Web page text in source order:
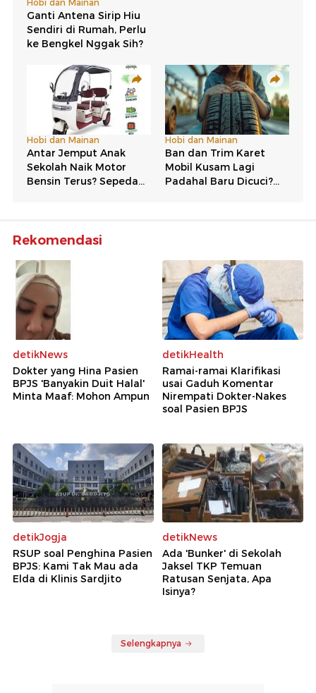
Rekomendasi
detikNews
Dokter yang Hina Pasien
BPJS 'Banyakin Duit Halal'
Minta Maaf: Mohon Ampun
detikHealth
Ramai-ramai Klarifikasi
usai Gaduh Komentar
Nirempati Dokter-Nakes
soal Pasien BPJS
detikJogja
RSUP soal Penghina Pasien
BPJS: Kami Tak Mau ada
Elda di Klinis Sardjito
detikNews
Ada 'Bunker' di Sekolah
Jaksel TKP Temuan
Ratusan Senjata, Apa
Isinya?
Selengkapnya